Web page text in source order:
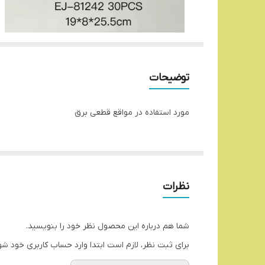
توضیحات
مورد استفاده در مواقع قطعی برق
نظرات
شما هم درباره این محصول نظر خود را بنویسید.
برای ثبت نظر، لازم است ابتدا وارد حساب کاربری خود